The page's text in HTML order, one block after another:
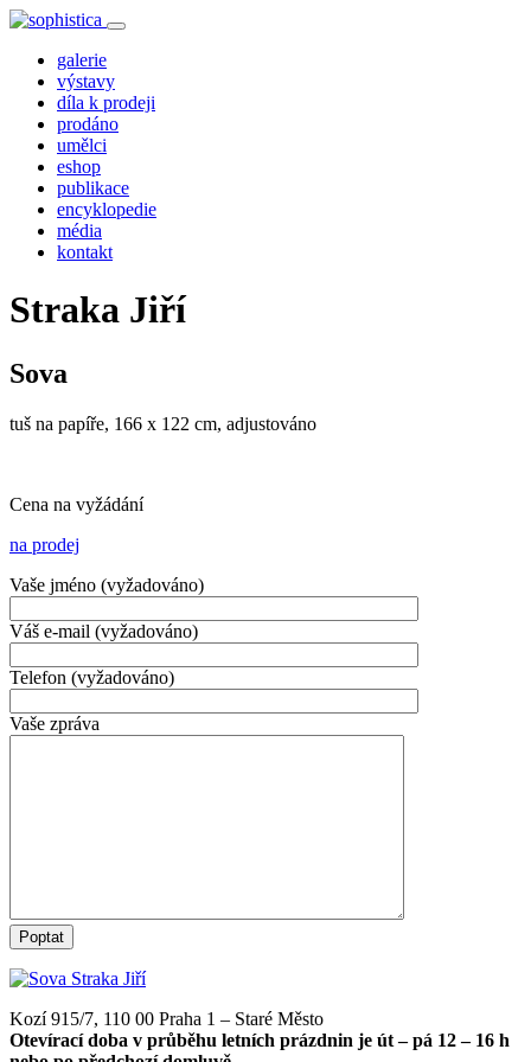
galerie
výstavy
díla k prodeji
prodáno
umělci
eshop
publikace
encyklopedie
média
kontakt
Straka Jiří
Sova
tuš na papíře, 166 x 122 cm, adjustováno
Cena na vyžádání
na prodej
Vaše jméno (vyžadováno)
Váš e-mail (vyžadováno)
Telefon (vyžadováno)
Vaše zpráva
Kozí 915/7, 110 00 Praha 1 – Staré Město
Otevírací doba v průběhu letních prázdnin je út – pá 12 – 16 h